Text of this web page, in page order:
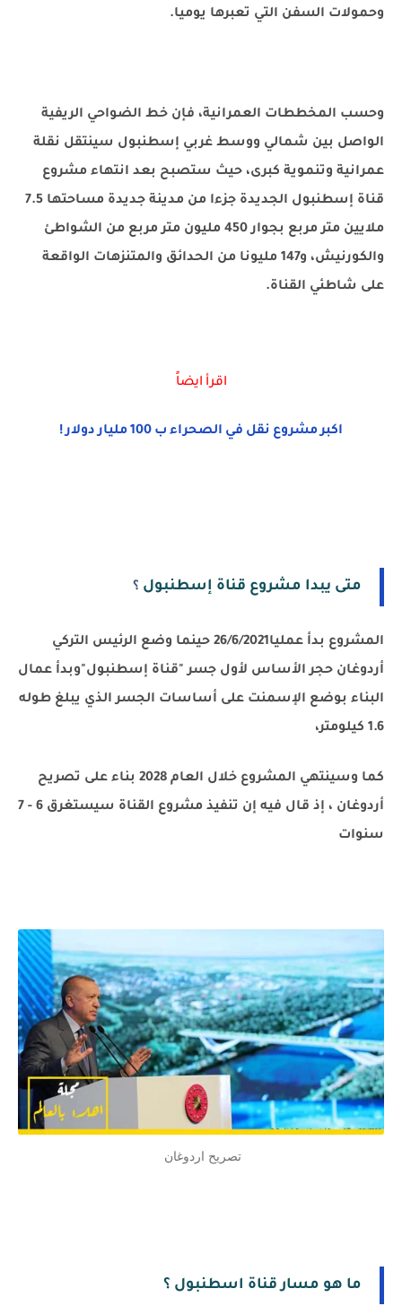
وحمولات السفن التي تعبرها يوميا.
وحسب المخططات العمرانية، فإن خط الضواحي الريفية
الواصل بين شمالي ووسط غربي إسطنبول سينتقل نقلة
عمرانية وتنموية كبرى، حيث ستصبح بعد انتهاء مشروع
قناة إسطنبول الجديدة جزءا من مدينة جديدة مساحتها 7.5
ملايين متر مربع بجوار 450 مليون متر مربع من الشواطئ
والكورنيش، و147 مليونا من الحدائق والمتنزهات الواقعة
على شاطئي القناة.
اقرأ ايضاً
اكبر مشروع نقل في الصحراء ب 100 مليار دولار !
متى يبدا مشروع قناة إسطنبول ؟
المشروع بدأ عمليا26/6/2021 حينما وضع الرئيس التركي
أردوغان حجر الأساس لأول جسر "قناة إسطنبول"وبدأ عمال
البناء بوضع الإسمنت على أساسات الجسر الذي يبلغ طوله
1.6 كيلومتر،
كما وسينتهي المشروع خلال العام 2028 بناء على تصريح
أردوغان ، إذ قال فيه إن تنفيذ مشروع القناة سيستغرق 6 - 7
سنوات
تصريح اردوغان
ما هو مسار قناة اسطنبول ؟